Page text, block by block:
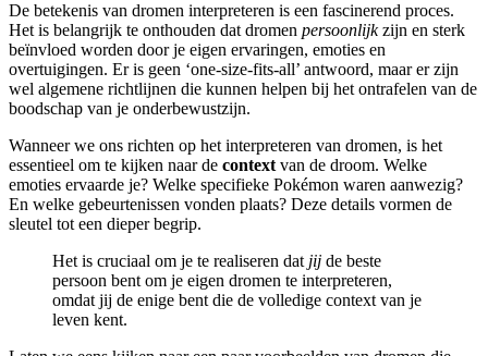
De betekenis van dromen interpreteren is een fascinerend proces.
Het is belangrijk te onthouden dat dromen persoonlijkzijn en sterk
beïnvloed worden door je eigen ervaringen, emoties en
overtuigingen. Er is geen ‘one-size-fits-all’ antwoord, maar er zijn
wel algemene richtlijnen die kunnen helpen bij het ontrafelen van de
boodschap van je onderbewustzijn.
Wanneer we ons richten op het interpreteren van dromen, is het
essentieel om te kijken naar de contextvan de droom. Welke
emoties ervaarde je? Welke specifieke Pokémon waren aanwezig?
En welke gebeurtenissen vonden plaats? Deze details vormen de
sleutel tot een dieper begrip.
Het is cruciaal om je te realiseren dat jij de beste
persoon bent om je eigen dromen te interpreteren,
omdat jij de enige bent die de volledige context van je
leven kent.